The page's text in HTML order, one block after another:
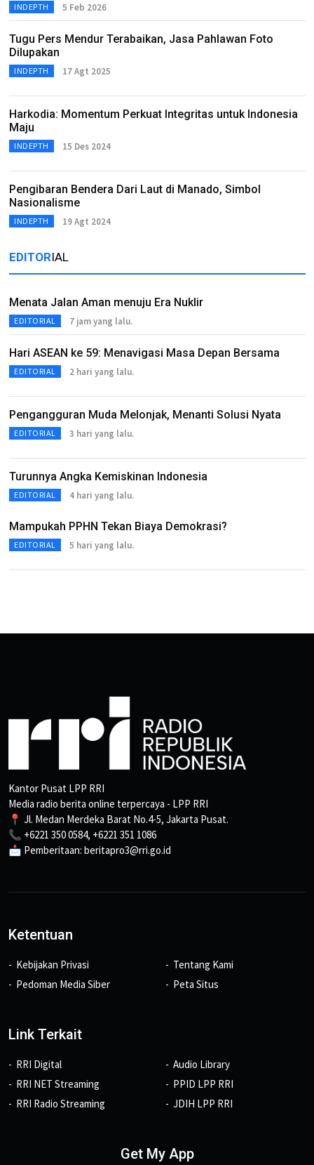
INDEPTH 5 Feb 2026
Tugu Pers Mendur Terabaikan, Jasa Pahlawan Foto
Dilupakan
INDEPTH 17 Agt 2025
Harkodia: Momentum Perkuat Integritas untuk Indonesia
Maju
INDEPTH 15 Des 2024
Pengibaran Bendera Dari Laut di Manado, Simbol
Nasionalisme
INDEPTH 19 Agt 2024
EDITORIAL
Menata Jalan Aman menuju Era Nuklir
EDITORIAL 7 jam yang lalu.
Hari ASEAN ke 59: Menavigasi Masa Depan Bersama
EDITORIAL 2 hari yang lalu.
Pengangguran Muda Melonjak, Menanti Solusi Nyata
EDITORIAL 3 hari yang lalu.
Turunnya Angka Kemiskinan Indonesia
EDITORIAL 4 hari yang lalu.
Mampukah PPHN Tekan Biaya Demokrasi?
EDITORIAL 5 hari yang lalu.
Kantor Pusat LPP RRI
Media radio berita online terpercaya - LPP RRI
📍 Jl. Medan Merdeka Barat No.4-5, Jakarta Pusat.
📞 +6221 350 0584, +6221 351 1086
📩 Pemberitaan: beritapro3@rri.go.id
Ketentuan
Kebijakan Privasi
Pedoman Media Siber
Tentang Kami
Peta Situs
Link Terkait
RRI Digital
RRI NET Streaming
RRI Radio Streaming
Audio Library
PPID LPP RRI
JDIH LPP RRI
Get My App